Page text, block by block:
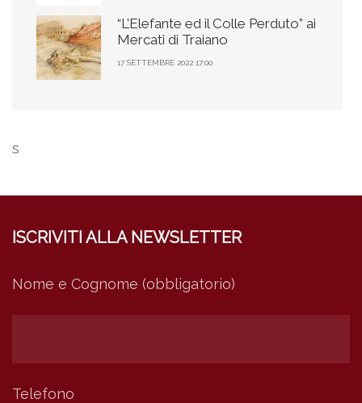
“L’Elefante ed il Colle Perduto” ai
Mercati di Traiano
17 SETTEMBRE 2022 17:00
s
ISCRIVITI ALLA NEWSLETTER
Nome e Cognome (obbligatorio)
Telefono